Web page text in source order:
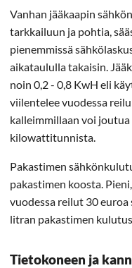
Vanhan jääkaapin
tarkkailuun ja pohtia,
pienemmissä
aikataululla takaisin.
noin 0,2 - 0,8 KwH eli
viilentelee vuodessa
kalleimmillaan voi
kilowattitunnista.
Pakastimen
pakastimen koosta.
vuodessa reilut 30
litran pakastimen
Tietokoneen ja